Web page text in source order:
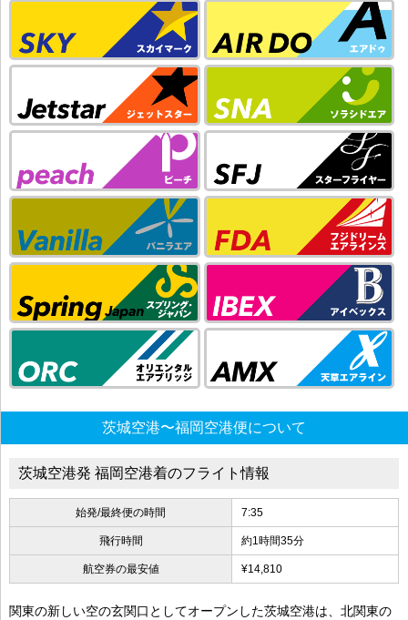
茨城空港〜福岡空港便について
茨城空港発 福岡空港着のフライト情報
始発/最終便の時間 7:35
飛行時間 約1時間35分
航空券の最安値 ¥14,810
関東の新しい空の玄関口としてオープンした茨城空港は、北関東の